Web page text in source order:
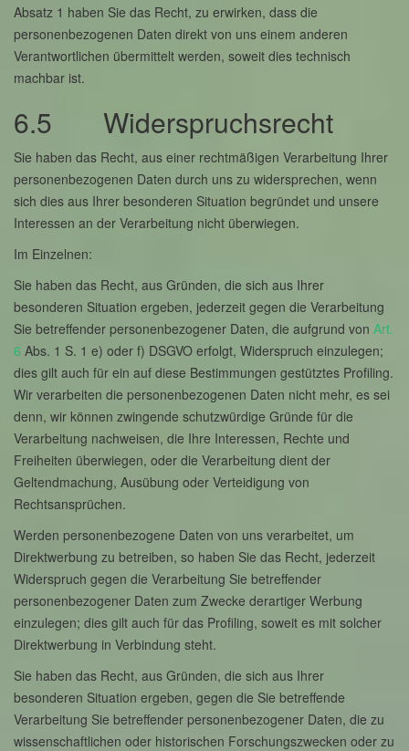
Absatz 1 haben Sie das Recht, zu erwirken, dass die
personenbezogenen Daten direkt von uns einem anderen
Verantwortlichen übermittelt werden, soweit dies technisch
machbar ist.
6.5 Widerspruchsrecht
Sie haben das Recht, aus einer rechtmäßigen Verarbeitung Ihrer
personenbezogenen Daten durch uns zu widersprechen, wenn
sich dies aus Ihrer besonderen Situation begründet und unsere
Interessen an der Verarbeitung nicht überwiegen.
Im Einzelnen:
Sie haben das Recht, aus Gründen, die sich aus Ihrer
besonderen Situation ergeben, jederzeit gegen die Verarbeitung
Sie betreffender personenbezogener Daten, die aufgrund von Art.
6 Abs. 1 S. 1 e) oder f) DSGVO erfolgt, Widerspruch einzulegen;
dies gilt auch für ein auf diese Bestimmungen gestütztes Profiling.
Wir verarbeiten die personenbezogenen Daten nicht mehr, es sei
denn, wir können zwingende schutzwürdige Gründe für die
Verarbeitung nachweisen, die Ihre Interessen, Rechte und
Freiheiten überwiegen, oder die Verarbeitung dient der
Geltendmachung, Ausübung oder Verteidigung von
Rechtsansprüchen.
Werden personenbezogene Daten von uns verarbeitet, um
Direktwerbung zu betreiben, so haben Sie das Recht, jederzeit
Widerspruch gegen die Verarbeitung Sie betreffender
personenbezogener Daten zum Zwecke derartiger Werbung
einzulegen; dies gilt auch für das Profiling, soweit es mit solcher
Direktwerbung in Verbindung steht.
Sie haben das Recht, aus Gründen, die sich aus Ihrer
besonderen Situation ergeben, gegen die Sie betreffende
Verarbeitung Sie betreffender personenbezogener Daten, die zu
wissenschaftlichen oder historischen Forschungszwecken oder zu